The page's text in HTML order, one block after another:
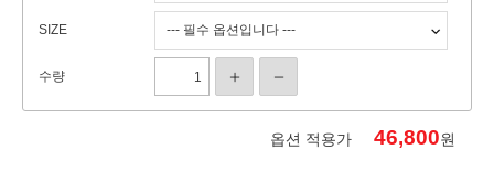
SIZE
수량
옵션 적용가 46,800원